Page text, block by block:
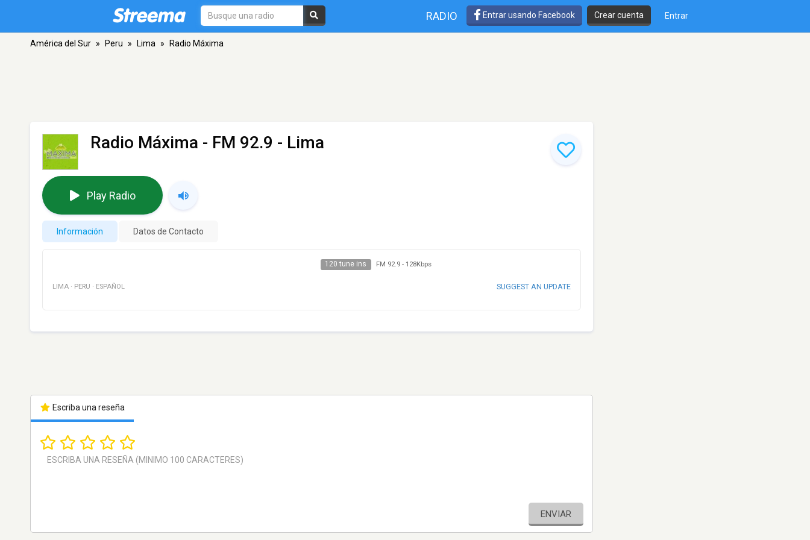
RADIO Entrar usando Facebook Crear cuenta Entrar
América del Sur » Peru » Lima » Radio Máxima
Radio Máxima - FM 92.9 - Lima
Play Radio
Información Datos de Contacto
120 tune ins FM 92.9- 128Kbps
LIMA · PERU · ESPAÑOL SUGGEST AN UPDATE
Escriba una reseña
ENVIAR